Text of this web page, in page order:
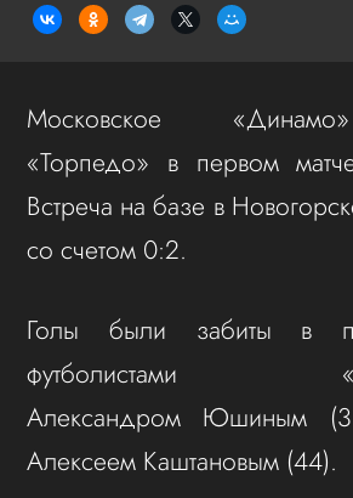
Московское
«Торпедо» в первом
Встреча на базе в
со счетом 0:2.
Голы были забиты в
футболистами
Александром Юшиным
Алексеем Каштановым (44).